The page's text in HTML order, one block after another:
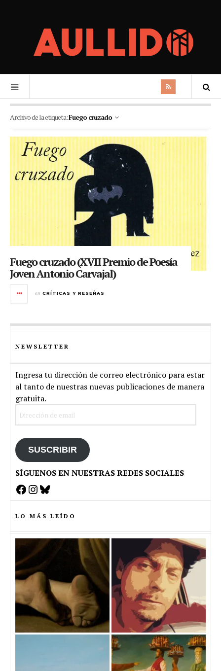
Archivo de la etiqueta:Fuego cruzado
Fuego cruzado (XVII Premio de Poesía
Joven Antonio Carvajal)
en CRÍTICAS Y RESEÑAS
NEWSLETTER
Ingresa tu dirección de correo electrónico para estar
al tanto de nuestras nuevas publicaciones de manera
gratuita.
SUSCRIBIR
SÍGUENOS EN NUESTRAS REDES SOCIALES
Facebook
Instagram
Bluesky
LO MÁS LEÍDO